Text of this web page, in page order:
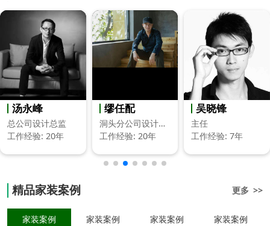
缪任配
工作经验: 20年
吴晓锋
主任
工作经验: 7年
陈宣毓
设计总监
工作经验: 20年
精品家装案例 更多 >>
家装案例 家装案例 家装案例 家装案例